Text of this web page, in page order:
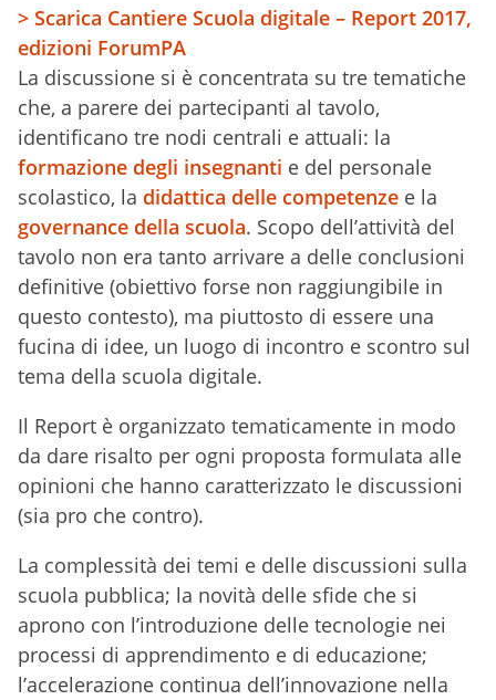
> Scarica Cantiere Scuola digitale – Report 2017,
edizioni ForumPA
La discussione si è concentrata su tre tematiche
che, a parere dei partecipanti al tavolo,
identificano tre nodi centrali e attuali: la
formazione degli insegnanti e del personale
scolastico, la didattica delle competenze e la
governance della scuola. Scopo dell’attività del
tavolo non era tanto arrivare a delle conclusioni
definitive (obiettivo forse non raggiungibile in
questo contesto), ma piuttosto di essere una
fucina di idee, un luogo di incontro e scontro sul
tema della scuola digitale.
Il Report è organizzato tematicamente in modo
da dare risalto per ogni proposta formulata alle
opinioni che hanno caratterizzato le discussioni
(sia pro che contro).
La complessità dei temi e delle discussioni sulla
scuola pubblica; la novità delle sfide che si
aprono con l’introduzione delle tecnologie nei
processi di apprendimento e di educazione;
l’accelerazione continua dell’innovazione nella